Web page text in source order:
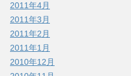
2011年4月
2011年3月
2011年2月
2011年1月
2010年12月